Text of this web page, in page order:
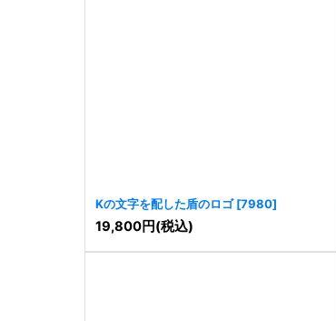
Kの文字を配した盾のロゴ [7980]
19,800円(税込)